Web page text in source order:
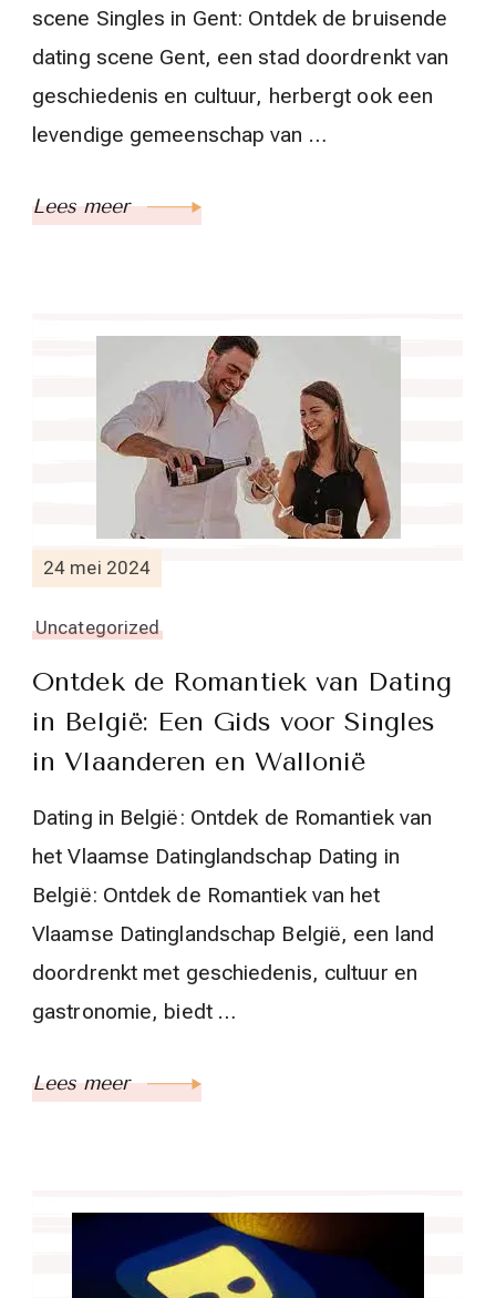
scene Singles in Gent: Ontdek de bruisende
dating scene Gent, een stad doordrenkt van
geschiedenis en cultuur, herbergt ook een
levendige gemeenschap van …
Lees meer
24 mei 2024
Uncategorized
Ontdek de Romantiek van Dating
in België: Een Gids voor Singles
in Vlaanderen en Wallonië
Dating in België: Ontdek de Romantiek van
het Vlaamse Datinglandschap Dating in
België: Ontdek de Romantiek van het
Vlaamse Datinglandschap België, een land
doordrenkt met geschiedenis, cultuur en
gastronomie, biedt …
Lees meer